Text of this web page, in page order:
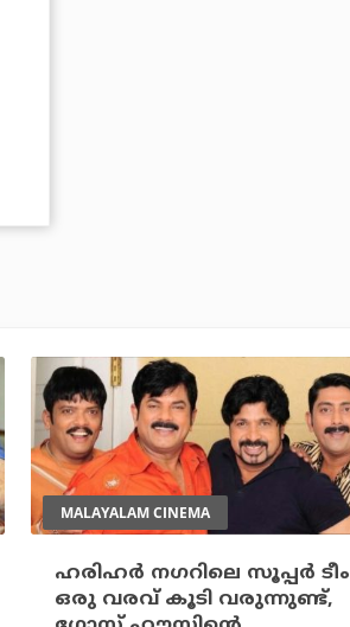
MALAYALAM CINEMA
ഹരിഹര്‍ നഗറിലെ സൂപ്പര്‍ ടീം
ഒരു വരവ് കൂടി വരുന്നുണ്ട്,